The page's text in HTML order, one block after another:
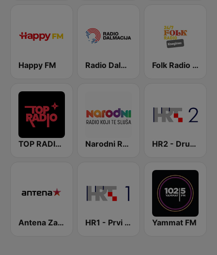
Happy FM Radio Dalmacija Folk Radio Kneginec
TOP RADIO 101 Narodni Radio HR2 - Drugi program
Antena Zagreb HR1 - Prvi program Yammat FM